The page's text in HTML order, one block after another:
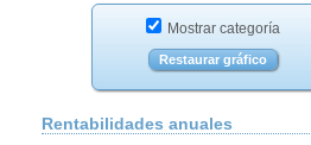
Mostrar categoría
Restaurar gráfico
Rentabilidades anuales